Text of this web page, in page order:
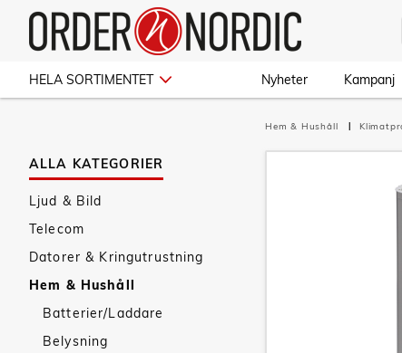
HELA SORTIMENTET Nyheter Kampanj
ALLA KATEGORIER
Ljud & Bild
Telecom
Datorer & Kringutrustning
Hem & Hushåll
Batterier/Laddare
Belysning
Hem & Hushåll